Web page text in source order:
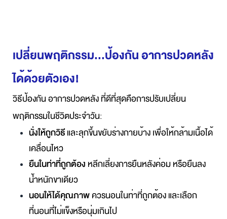
เปลี่ยนพฤติกรรม...ป้องกัน อาการปวดหลัง
ได้ด้วยตัวเอง!
วิธีป้องกัน อาการปวดหลัง ที่ดีที่สุดคือการปรับเปลี่ยน
พฤติกรรมในชีวิตประจำวัน:
นั่งให้ถูกวิธีและลุกขึ้นขยับร่างกายบ้างเพื่อให้กล้ามเนื้อได้
เคลื่อนไหว
ยืนในท่าที่ถูกต้อง หลีกเลี่ยงการยืนหลังค่อม หรือยืนลง
น้ำหนักขาเดียว
นอนให้ได้คุณภาพควรนอนในท่าที่ถูกต้อง และเลือก
ที่นอนที่ไม่แข็งหรือนุ่มเกินไป